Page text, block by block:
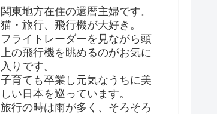
関東地方在住の還暦主婦です。
猫・旅行、飛行機が大好き。
フライトレーダーを見ながら頭
上の飛行機を眺めるのがお気に
入りです。
子育ても卒業し元気なうちに美
しい日本を巡っています。
旅行の時は雨が多く、そろそろ